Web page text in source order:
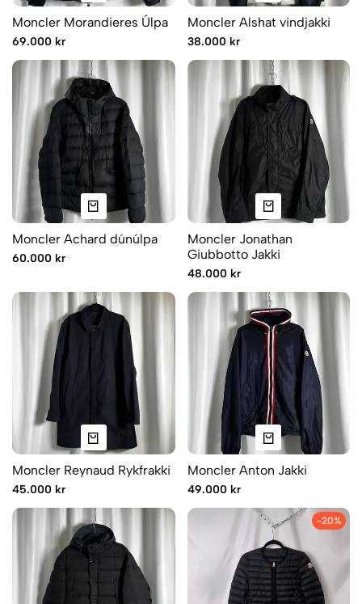
Moncler Morandieres Úlpa
69.000 kr
Moncler Alshat vindjakki
38.000 kr
Moncler Achard dúnúlpa
60.000 kr
Moncler Jonathan
Giubbotto Jakki
48.000 kr
Moncler Reynaud Rykfrakki
45.000 kr
Moncler Anton Jakki
49.000 kr
-20%